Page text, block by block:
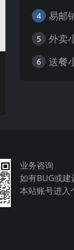
4 易邮
5
6 送餐
业务咨询
如有BUG或
本站账号进入